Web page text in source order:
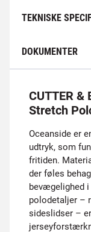
TEKNISKE
DOKUMENTER
CUTTER &
Stretch
Oceanside er
udtryk, som
fritiden.
der føles
bevægelighed
polodetaljer –
sideslidser –